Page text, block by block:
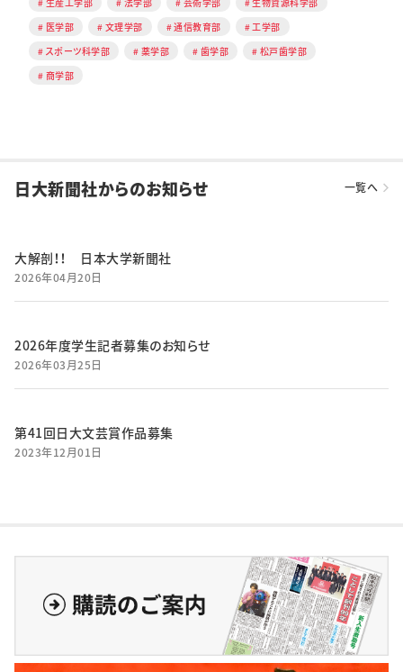
医学部
文理学部 通信教育部
工学部
スポーツ科学部
薬学部 歯学部
松戸歯学部
商学部
日大新聞社からのお知らせ 一覧へ
大解剖！！ 日本大学新聞社
2026年04月20日
2026年度学生記者募集のお知らせ
2026年03月25日
第41回日大文芸賞作品募集
2023年12月01日